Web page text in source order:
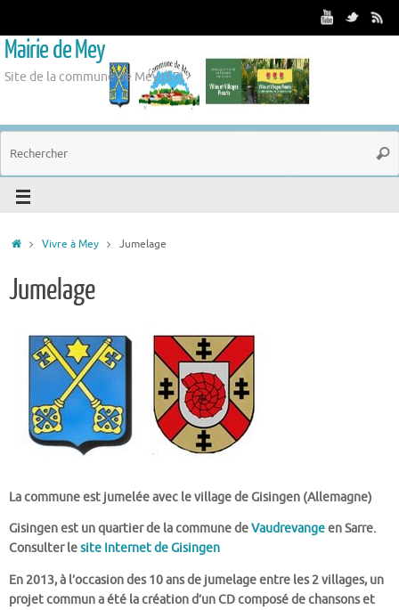
Mairie de Mey
Site de la commune de Mey (57)
Vivre à Mey Jumelage
Jumelage
La commune est jumelée avec le village de Gisingen (Allemagne)
Gisingen est un quartier de la commune deVaudrevangeen Sarre.
Consulter lesite Internet de Gisingen
En 2013, à l’occasion des 10 ans de jumelage entre les 2 villages, un
projet commun a été la création d’un CD composé de chansons et